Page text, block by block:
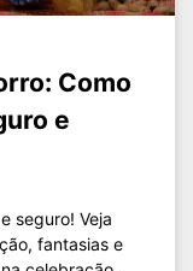
Como
e
seguro! Veja
fantasias e